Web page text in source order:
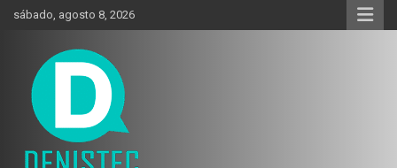
Saltarsábado, agosto 8, 2026